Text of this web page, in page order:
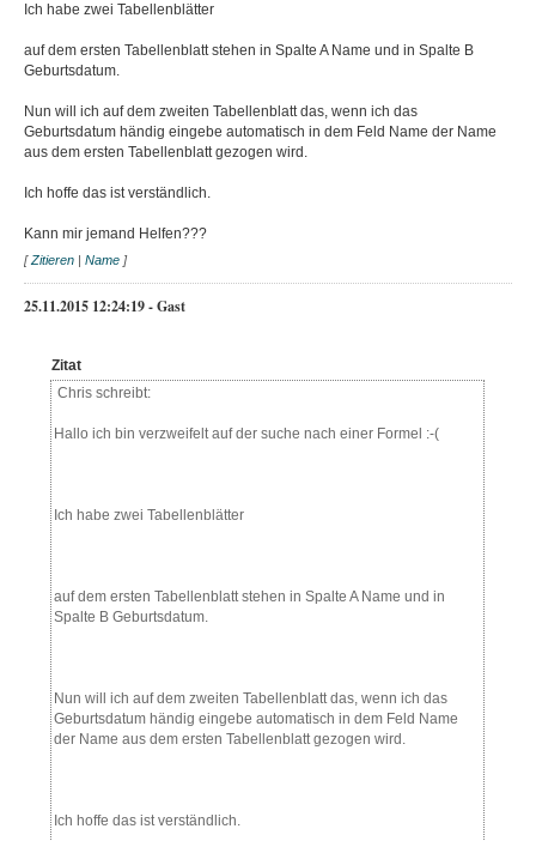
Ich habe zwei Tabellenblätter
auf dem ersten Tabellenblatt stehen in Spalte A Name und in Spalte B
Geburtsdatum.
Nun will ich auf dem zweiten Tabellenblatt das, wenn ich das
Geburtsdatum händig eingebe automatisch in dem Feld Name der Name
aus dem ersten Tabellenblatt gezogen wird.
Ich hoffe das ist verständlich.
Kann mir jemand Helfen???
[Zitieren | Name ]
25.11.2015 12:24:19 - Gast
Zitat
Chris schreibt:
Hallo ich bin verzweifelt auf der suche nach einer Formel :-(
Ich habe zwei Tabellenblätter
auf dem ersten Tabellenblatt stehen in Spalte A Name und in
Spalte B Geburtsdatum.
Nun will ich auf dem zweiten Tabellenblatt das, wenn ich das
Geburtsdatum händig eingebe automatisch in dem Feld Name
der Name aus dem ersten Tabellenblatt gezogen wird.
Ich hoffe das ist verständlich.